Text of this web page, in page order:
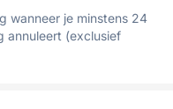
wanneer je minstens 24
annuleert (exclusief